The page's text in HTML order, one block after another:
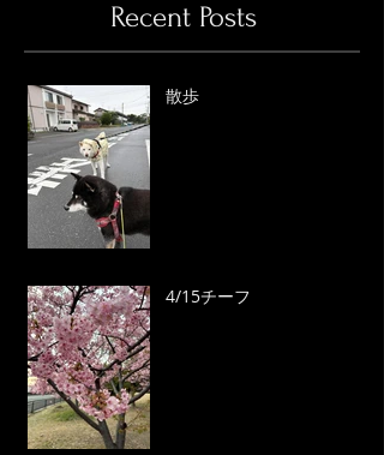
Recent Posts
散歩
4/15チーフ